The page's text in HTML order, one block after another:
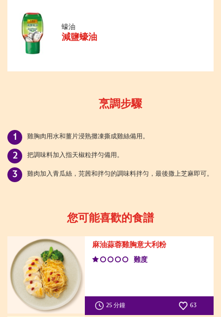
蠔油
減鹽蠔油
烹調步驟
雞胸肉用水和薑片浸熟攤凍撕成雞絲備用。
把調味料加入指天椒粒拌匀備用。
雞肉加入青瓜絲，芫茜和拌匀的調味料拌匀，最後撒上芝麻即可。
您可能喜歡的食譜
麻油蒜蓉雞胸意大利粉
難度
25 分鐘 63